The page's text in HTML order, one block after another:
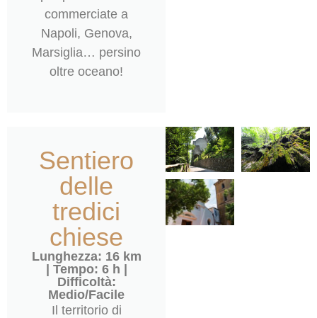
commerciate a
Napoli, Genova,
Marsiglia… persino
oltre oceano!
Sentiero
delle
tredici
chiese
Lunghezza: 16 km
| Tempo: 6 h |
Difficoltà:
Medio/Facile
Il territorio di